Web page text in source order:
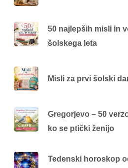
50 najlepših misli in
šolskega leta
Misli za prvi šolski
Gregorjevo – 50
ko se ptički ženijo
Tedenski horoskop